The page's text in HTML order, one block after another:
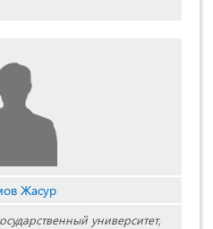
Жасур
университет,